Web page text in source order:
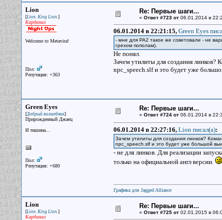
Lion
[Lion. King Lion.]
Кардинал
Welcome to Metavira!
Пол:
Репутация: +363
Re: Первые шаги...
« Ответ #723 от06.01.2014 в
06.01.2014 в 22:21:15, Green Eyes
- мне для РА2 такое же советовали - не
грехом пополам).
Не понял.
Зачем утилиты для создания
npc_speech.slf и это будет уже
Green Eyes
[Добрый волшебник]
Прирожденный Джаец
И тишина...
Пол:
Репутация: +680
Re: Первые шаги...
« Ответ #724 от06.01.2014 в
06.01.2014 в 22:27:16, Lion писал(a):
Зачем утилиты для создания линков?
npc_speech.slf и это будет уже большой
- не для линков. Для реализации
только на официальной англ версии.
Графика для Jagged Alliance
Lion
[Lion. King Lion.]
Кардинал
Re: Первые шаги...
« Ответ #725 от02.01.2015 в